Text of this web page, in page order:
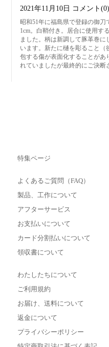
2021年11月10日 コメント(0)
昭和51年に福島県で登録の御刀
1cm。白鞘付き。居合に使用す
ました。柄は新調して豚革巻
います。新たに樋を彫ること
包する傷が表面化することがあ
れていましたが最終的にご決断
特集ページ
よくあるご質問（FAQ）
製品、工作について
アフターサービス
お支払いについて
カード分割払いについて
領収書について
わたしたちについて
ご利用規約
お届け、送料について
返金について
プライバシーポリシー